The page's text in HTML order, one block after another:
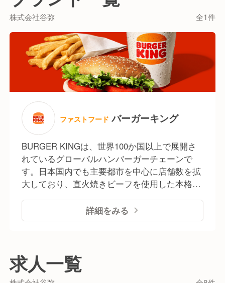
株式会社谷弥 全1件
ファストフード バーガーキング
BURGER KINGは、世界100か国以上で展開さ
れているグローバルハンバーガーチェーンで
す。日本国内でも主要都市を中心に店舗数を拡
大しており、直火焼きビーフを使用した本格バ
アウトのほか、デリバリー対応店舗も増え、幅
広いお客様のライフスタイルに合わせたサービ
ているブランドです。
詳細をみる
求人一覧